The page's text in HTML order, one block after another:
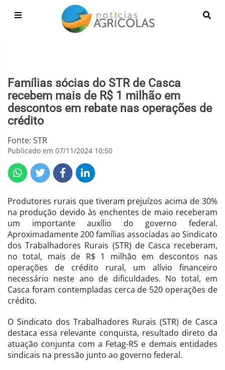
Famílias sócias do STR de Casca
recebem mais de R$ 1 milhão em
descontos em rebate nas operações de
crédito
Fonte: STR
Publicado em 07/11/2024 10:50
Produtores rurais que tiveram prejuízos acima de 30%
na produção devido às enchentes de maio receberam
um importante auxílio do governo federal.
Aproximadamente 200 famílias associadas ao Sindicato
dos Trabalhadores Rurais (STR) de Casca receberam,
no total, mais de R$ 1 milhão em descontos nas
operações de crédito rural, um alívio financeiro
necessário neste ano de dificuldades. No total, em
Casca foram contempladas cerca de 520 operações de
crédito.
O Sindicato dos Trabalhadores Rurais (STR) de Casca
destaca essa relevante conquista, resultado direto da
atuação conjunta com a Fetag-RS e demais entidades
sindicais na pressão junto ao governo federal.